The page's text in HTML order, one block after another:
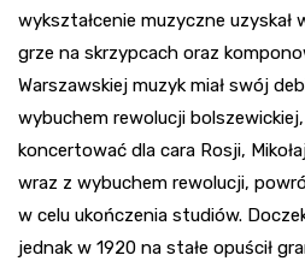
wykształcenie muzyczne uzyskał
grze na skrzypcach oraz
Warszawskiej muzyk miał swój
wybuchem rewolucji
koncertować dla cara Rosji,
wraz z wybuchem rewolucji,
w celu ukończenia studiów.
jednak w 1920 na stałe opuścił